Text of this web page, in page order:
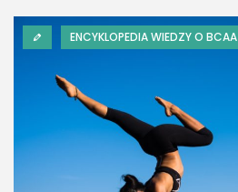
ENCYKLOPEDIA WIEDZY O BCAA